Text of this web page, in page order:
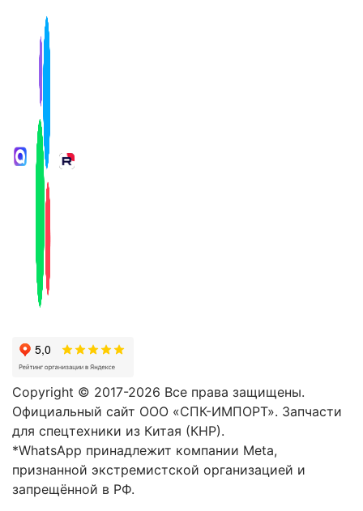
Copyright © 2017-2026 Все права защищены.
Официальный сайт ООО «СПК-ИМПОРТ». Запчасти
для спецтехники из Китая (КНР).
*WhatsApp принадлежит компании Meta,
признанной экстремистской организацией и
запрещённой в РФ.